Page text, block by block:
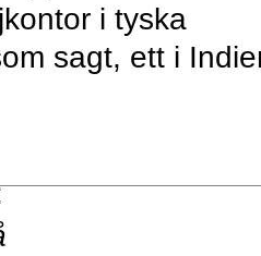
i tyska
sagt, ett i